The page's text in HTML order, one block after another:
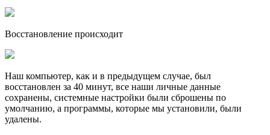
Восстановление происходит
Наш компьютер, как и в предыдущем случае, был
восстановлен за 40 минут, все наши личные данные
сохранены, системные настройки были сброшены по
умолчанию, а программы, которые мы установили, были
удалены.